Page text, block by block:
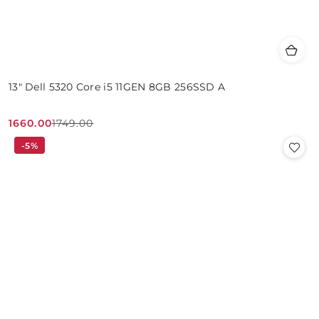
13" Dell 5320 Core i5 11GEN 8GB 256SSD A
Cena
promocyjna:
1660.00
Cena
przed
1749.00
-5%